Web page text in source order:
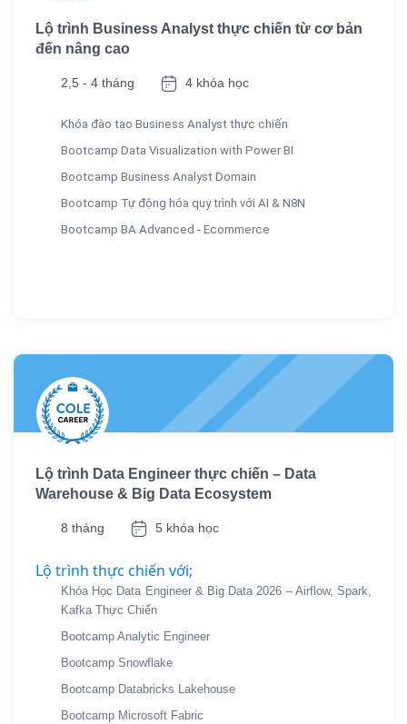
Lộ trình Business Analyst thực chiến từ cơ bản
đến nâng cao
2,5 - 4 tháng 4 khóa học
Khóa đào tạo Business Analyst thực chiến
Bootcamp Data Visualization with Power BI
Bootcamp Business Analyst Domain
Bootcamp Tự động hóa quy trình với AI & N8N
Bootcamp BA Advanced - Ecommerce
Lộ trình Data Engineer thực chiến – Data
Warehouse & Big Data Ecosystem
8 tháng 5 khóa học
Lộ trình thực chiến với;
Khóa Học Data Engineer & Big Data 2026 – Airflow, Spark,
Kafka Thực Chiến
Bootcamp Analytic Engineer
Bootcamp Snowflake
Bootcamp Databricks Lakehouse
Bootcamp Microsoft Fabric